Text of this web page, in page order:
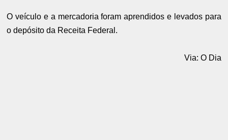
O veículo e a mercadoria foram aprendidos e levados para
o depósito da Receita Federal.
Via: O Dia